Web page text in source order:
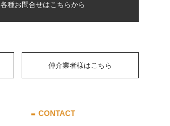
各種お問合せはこちらから
仲介業者様はこちら
CONTACT